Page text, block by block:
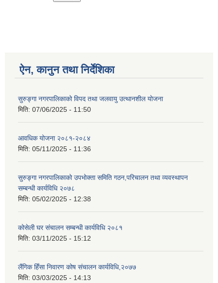
ऐन, कानुन तथा निर्देशिका
सुरुङ्गा नगरपालिकाको विपद तथा जलवायु उत्थानशील योजना
मिति: 07/06/2025 - 11:50
आवधिक योजना २०८१-२०८४
मिति: 05/11/2025 - 11:36
सुरुङ्गा नगरपालिकाको उपभोक्ता समिति गठन,परिचालन तथा व्यवस्थापन
सम्बन्धी कार्यविधि २०७८
मिति: 05/02/2025 - 12:38
कोसेली घर संचालन सम्बन्धी कार्यविधि २०८१
मिति: 03/11/2025 - 15:12
लैंगिक हिँसा निवारण कोष संचालन कार्यविधि,२०७७
मिति: 03/03/2025 - 14:13